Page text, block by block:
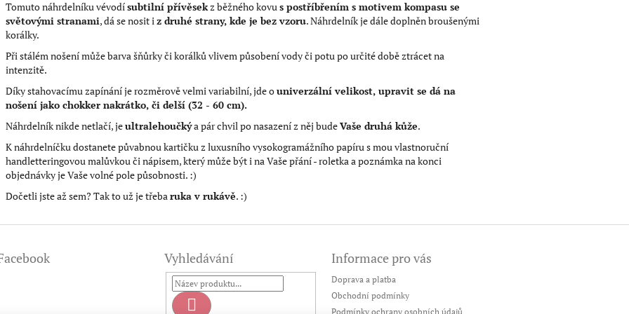
Tomuto náhrdelníku vévodísubtilní přívěsekz běžného kovus postříbřením s motivem kompasu se
světovými stranami, dá se nosit iz druhé strany, kde je bez vzoru. Náhrdelník je dále doplněn broušenými
korálky.
Při stálém nošení může barva šňůrky či korálků vlivem působení vody či potu po určité době ztrácet na
intenzitě.
Díky stahovacímu zapínání je rozměrově velmi variabilní, jde ouniverzální velikost, upravit se dá na
nošení jako chokker nakrátko, či delší (32 - 60 cm).
Náhrdelník nikde netlačí, jeultralehoučkýa pár chvil po nasazení z něj budeVaše druhá kůže.
K náhrdelníčku dostanete půvabnou kartičku z luxusního vysokogramážního papíru s mou vlastnoruční
handletteringovou malůvkou či nápisem, který může být i na Vaše přání - roletka a poznámka na konci
objednávky je Vaše volné pole působnosti. :)
Dočetli jste až sem? Tak to už je třebaruka v rukávě. :)
Vyhledávání
Hledat
Informace pro vás
Doprava a platba
Obchodní podmínky
Podmínky ochrany osobních údajů